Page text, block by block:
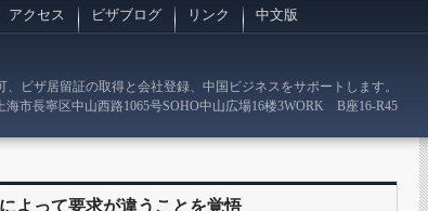
、ビザ居留証の取得と会社登録、中国ビジネスをサポートします。
海市長寧区中山西路1065号SOHO中山広場16楼3WORK B座16-R45
アクセス ビザブログ リンク 中文版
よって要求が違うことを覚悟